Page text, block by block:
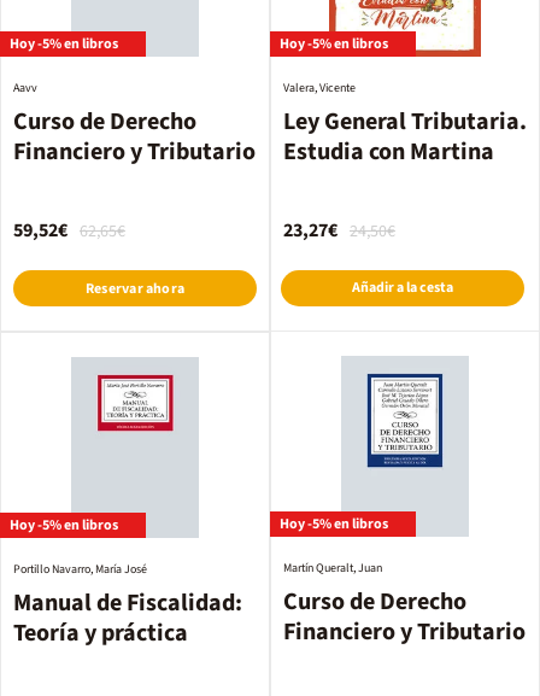
Hoy -5% en libros
Curso de Derecho
Financiero y Tributario
Aavv
62,65€
59,52€
Reservar ahora
Hoy -5% en libros
Ley General Tributaria.
Estudia con Martina
Valera, Vicente
24,50€
23,27€
Añadir a la cesta
Hoy -5% en libros
Manual de Fiscalidad:
Teoría y práctica
Portillo Navarro, María José
Hoy -5% en libros
Curso de Derecho
Financiero y Tributario
Martín Queralt, Juan